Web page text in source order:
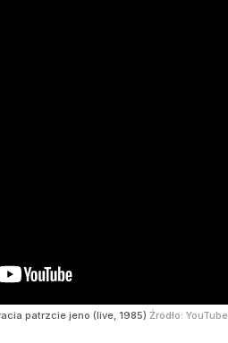
patrzcie jeno (live, 1985) Źródło: YouTube